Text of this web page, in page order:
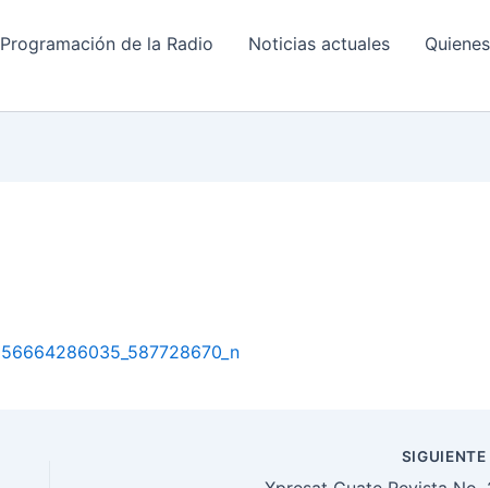
Programación de la Radio Noticias actuales
SIGUIENTE